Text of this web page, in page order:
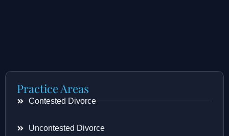
Practice Areas
Contested Divorce
Uncontested Divorce